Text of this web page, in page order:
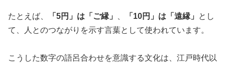
たとえば、 「5円」は「ご縁」 「10円」は「遠縁」
とし
て、人とのつながりを示す言葉として使われています。
こうした数字の語呂合わせを意識する文化は、江戸時代以